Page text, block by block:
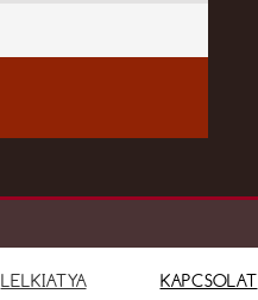
LELKIATYA KAPCSOLAT